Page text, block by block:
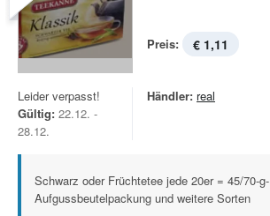
Preis: € 1,11
Leider verpasst!
Gültig: 22.12. -
28.12.
Händler: real
Schwarz oder Früchtetee jede 20er = 45/70-g-
Aufgussbeutelpackung und weitere Sorten